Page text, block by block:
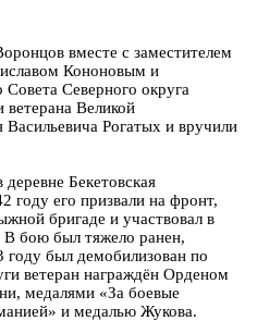
вместе с заместителем
Кононовым и
Северного округа
Великой
Рогатых и вручили
Бекетовская
году его призвали на фронт,
бригаде и участвовал в
В бою был тяжело ранен,
году был демобилизован по
ветеран награждён Орденом
медалями «За боевые
и медалью Жукова.